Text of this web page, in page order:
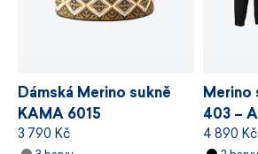
Dámská Merino sukně
KAMA 6015
WINDSTOPPER®
3 790 Kč
Merino
403 –
4 890 Kč